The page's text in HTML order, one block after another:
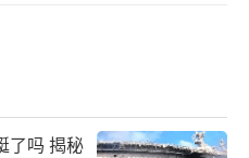
了吗 揭秘